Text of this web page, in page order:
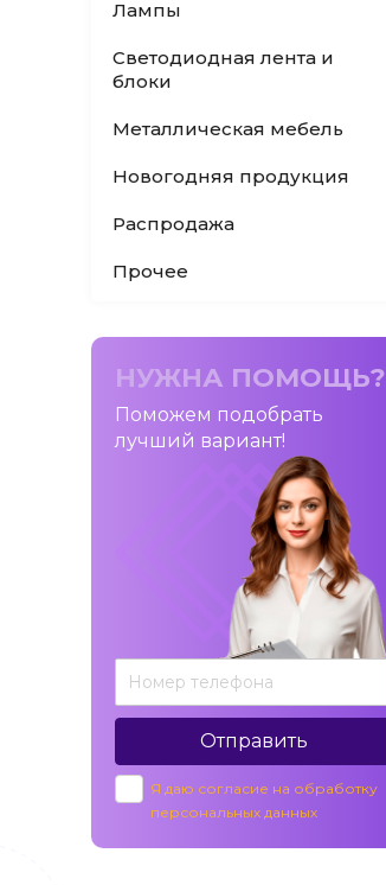
Лампы
Светодиодная лента и
блоки
Металлическая мебель
Новогодняя продукция
Распродажа
Прочее
НУЖНА ПОМОЩЬ?
Поможем подобрать
лучший вариант!
Отправить
Я даю согласие на обработку
персональных данных